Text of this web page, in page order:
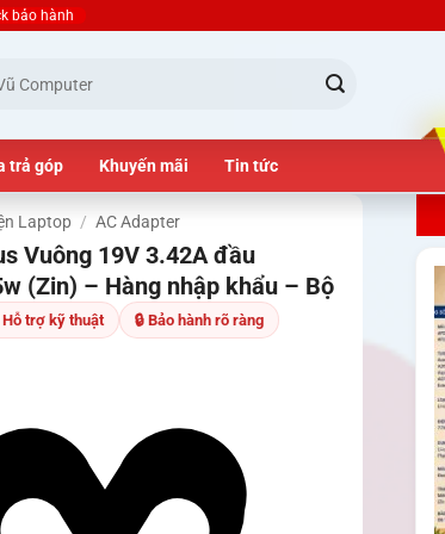
bảo hành
trả góp Khuyến mãi Tin tức
Laptop / AC Adapter
Vuông 19V 3.42A đầu
(Zin) – Hàng nhập khẩu – Bộ
trợ kỹ thuật 🔒 Bảo hành rõ ràng